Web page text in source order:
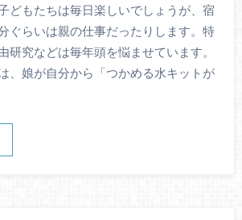
どもたちは毎日楽しいでしょうが、宿
ぐらいは親の仕事だったりします。特
研究などは毎年頭を悩ませています。
、娘が自分から「つかめる水キットが